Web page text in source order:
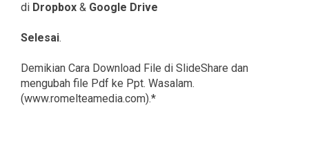
di Dropbox & Google Drive
Selesai.
Demikian Cara Download File di SlideShare dan
mengubah file Pdf ke Ppt. Wasalam.
(www.romelteamedia.com).*